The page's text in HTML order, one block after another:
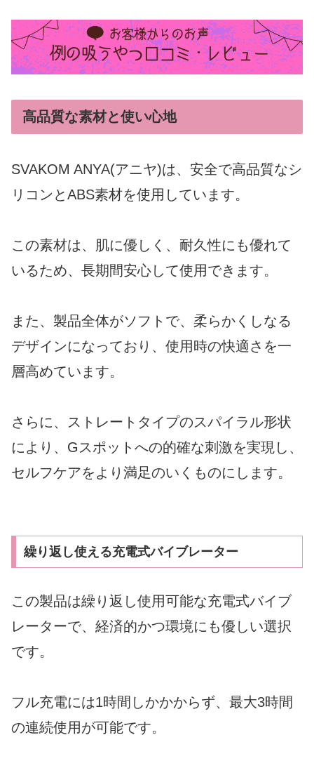
高品質な素材と使い心地
SVAKOM ANYA(アニヤ)は、安全で高品質なシ
リコンとABS素材を使用しています。
この素材は、肌に優しく、耐久性にも優れて
いるため、長期間安心して使用できます。
また、製品全体がソフトで、柔らかくしなる
デザインになっており、使用時の快適さを一
層高めています。
さらに、ストレートタイプのスパイラル形状
により、Gスポットへの的確な刺激を実現し、
セルフケアをより満足のいくものにします。
繰り返し使える充電式バイブレーター
この製品は繰り返し使用可能な充電式バイブ
レーターで、経済的かつ環境にも優しい選択
です。
フル充電には1時間しかかからず、最大3時間
の連続使用が可能です。